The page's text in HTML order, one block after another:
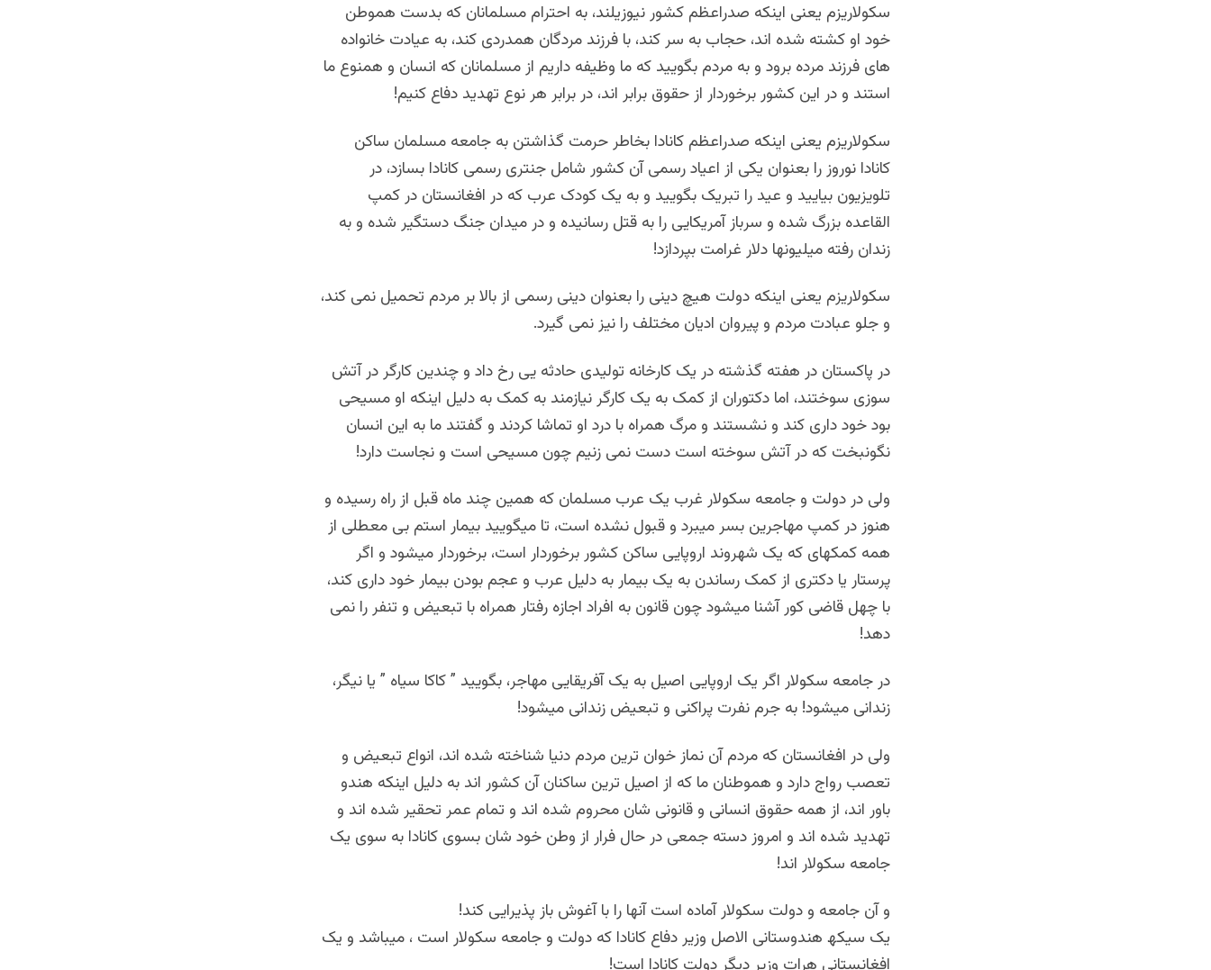
سکولاریزم یعنی اینکه صدراعظم کشور نیوزیلند، به احترام مسلمانان که بدست هموطن
خود او کشته شده اند، حجاب به سر کند، با فرزند مردگان همدردی کند، به عیادت خانواده
های فرزند مرده برود و به مردم بگویید که ما وظیفه داریم از مسلمانان که انسان و همنوع ما
استند و در این کشور برخوردار از حقوق برابر اند، در برابر هر نوع تهدید دفاع کنیم!
سکولاریزم یعنی اینکه صدراعظم کانادا بخاطر حرمت گذاشتن به جامعه مسلمان ساکن
کانادا نوروز را بعنوان یکی از اعیاد رسمی آن کشور شامل جنتری رسمی کانادا بسازد، در
تلویزیون بیایید و عید را تبریک بگویید و به یک کودک عرب که در افغانستان در کمپ
القاعده بزرگ شده و سرباز آمریکایی را به قتل رسانیده و در میدان جنگ دستگیر شده و به
زندان رفته میلیونها دلار غرامت بپردازد!
سکولاریزم یعنی اینکه دولت هیچ دینی را بعنوان دینی رسمی از بالا بر مردم تحمیل نمی کند،
و جلو عبادت مردم و پیروان ادیان مختلف را نیز نمی گیرد.
در پاکستان در هفته گذشته در یک کارخانه تولیدی حادثه یی رخ داد و چندین کارگر در آتش
سوزی سوختند، اما دکتوران از کمک به یک کارگر نیازمند به کمک به دلیل اینکه او مسیحی
بود خود داری کند و نشستند و مرگ همراه با درد او تماشا کردند و گفتند ما به این انسان
نگونبخت که در آتش سوخته است دست نمی زنیم چون مسیحی است و نجاست دارد!
ولی در دولت و جامعه سکولار غرب یک عرب مسلمان که همین چند ماه قبل از راه رسیده و
هنوز در کمپ مهاجرین بسر میبرد و قبول نشده است، تا میگویید بیمار استم بی معطلی از
همه کمکهای که یک شهروند اروپایی ساکن کشور برخوردار است، برخوردار میشود و اگر
پرستار یا دکتری از کمک رساندن به یک بیمار به دلیل عرب و عجم بودن بیمار خود داری کند،
با چهل قاضی کور آشنا میشود چون قانون به افراد اجازه رفتار همراه با تبعیض و تنفر را نمی
دهد!
در جامعه سکولار اگر یک اروپایی اصیل به یک آفریقایی مهاجر، بگویید ” کاکا سیاه ” یا نیگر،
زندانی میشود! به جرم نفرت پراکنی و تبعیض زندانی میشود!
ولی در افغانستان که مردم آن نماز خوان ترین مردم دنیا شناخته شده اند، انواع تبعیض و
تعصب رواج دارد و هموطنان ما که از اصیل ترین ساکنان آن کشور اند به دلیل اینکه هندو
باور اند، از همه حقوق انسانی و قانونی شان محروم شده اند و تمام عمر تحقیر شده اند و
تهدید شده اند و امروز دسته جمعی در حال فرار از وطن خود شان بسوی کانادا به سوی یک
جامعه سکولار اند!
و آن جامعه و دولت سکولار آماده است آنها را با آغوش باز پذیرایی کند!
یک سیکھ هندوستانی الاصل وزیر دفاع کانادا که دولت و جامعه سکولار است ، میباشد و یک